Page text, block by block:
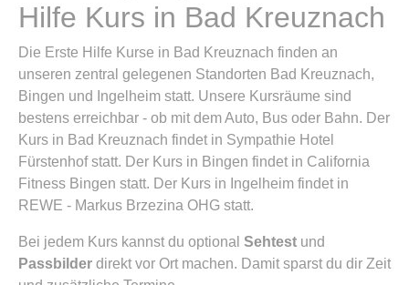
Hilfe Kurs in Bad Kreuznach
Die Erste Hilfe Kurse in Bad Kreuznach finden an
unseren zentral gelegenen Standorten Bad Kreuznach,
Bingen und Ingelheim statt. Unsere Kursräume sind
bestens erreichbar - ob mit dem Auto, Bus oder Bahn. Der
Kurs in Bad Kreuznach findet in Sympathie Hotel
Fürstenhof statt. Der Kurs in Bingen findet in California
Fitness Bingen statt. Der Kurs in Ingelheim findet in
REWE - Markus Brzezina OHG statt.
Bei jedem Kurs kannst du optional Sehtest und
Passbilder direkt vor Ort machen. Damit sparst du dir Zeit